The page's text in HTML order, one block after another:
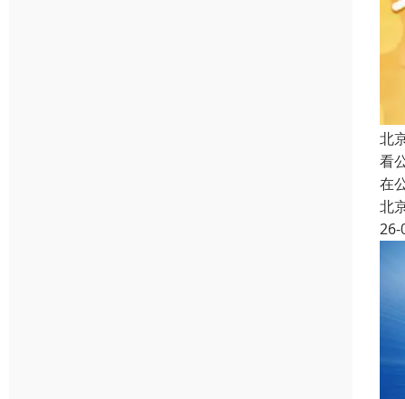
北
看
在
北
26-